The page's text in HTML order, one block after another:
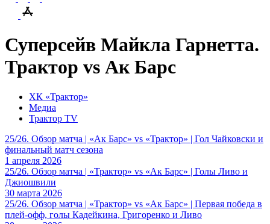
Суперсейв Майкла Гарнетта.
Трактор vs Ак Барс
ХК «Трактор»
Медиа
Трактор TV
25/26. Обзор матча | «Ак Барс» vs «Трактор» | Гол Чайковски и
финальный матч сезона
1 апреля 2026
25/26. Обзор матча | «Трактор» vs «Ак Барс» | Голы Ливо и
Джиошвили
30 марта 2026
25/26. Обзор матча | «Трактор» vs «Ак Барс» | Первая победа в
плей-офф, голы Кадейкина, Григоренко и Ливо